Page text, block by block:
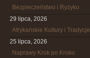
Bezpieczeństwo i Ryzyko
29 lipca, 2026
Afrykańskie Kultury i Tradycje
25 lipca, 2026
Naprawy Krok po Kroku